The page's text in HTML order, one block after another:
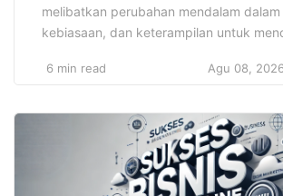
melibatkan perubahan mendalam
kebiasaan, dan keterampilan untuk
mencapai kesuksesan luar biasa, tetapi
pikir yang lebih positif. Setiap orang
untuk sukses, tetapi hanya mereka
6 min read Agu 08, 2026